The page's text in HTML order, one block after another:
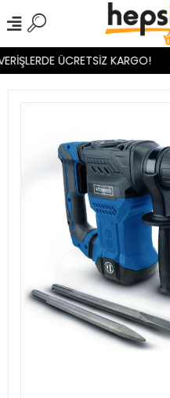
ÜCRETSİZ KARGO!